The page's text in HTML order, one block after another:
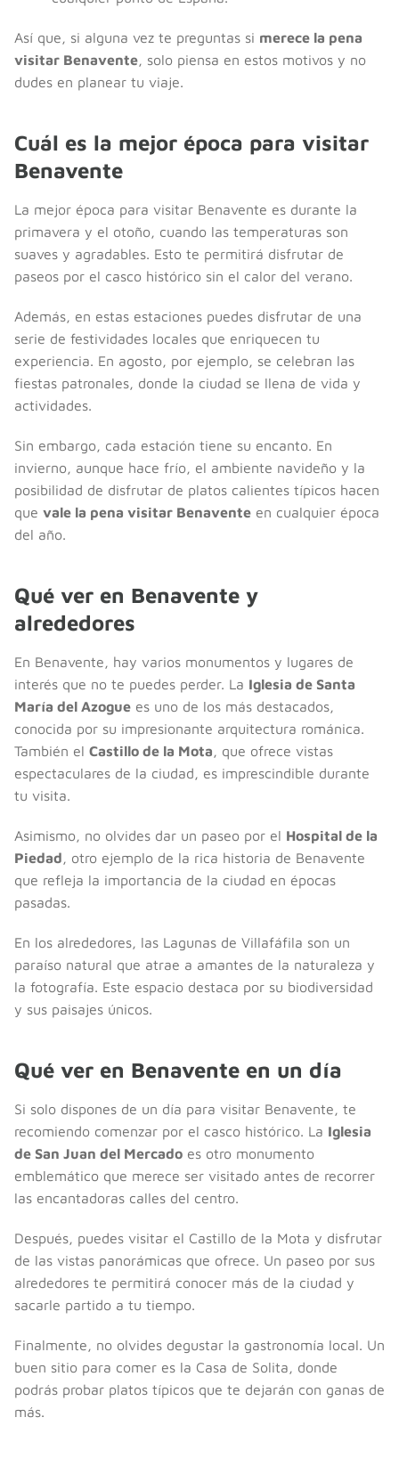
Así que, si alguna vez te preguntas si merece la pena
visitar Benavente, solo piensa en estos motivos y no
dudes en planear tu viaje.
Cuál es la mejor época para visitar
Benavente
La mejor época para visitar Benavente es durante la
primavera y el otoño, cuando las temperaturas son
suaves y agradables. Esto te permitirá disfrutar de
paseos por el casco histórico sin el calor del verano.
Además, en estas estaciones puedes disfrutar de una
serie de festividades locales que enriquecen tu
experiencia. En agosto, por ejemplo, se celebran las
fiestas patronales, donde la ciudad se llena de vida y
actividades.
Sin embargo, cada estación tiene su encanto. En
invierno, aunque hace frío, el ambiente navideño y la
posibilidad de disfrutar de platos calientes típicos hacen
que vale la pena visitar Benavente en cualquier época
del año.
Qué ver en Benavente y
alrededores
En Benavente, hay varios monumentos y lugares de
interés que no te puedes perder. La Iglesia de Santa
María del Azogue es uno de los más destacados,
conocida por su impresionante arquitectura románica.
También el Castillo de la Mota, que ofrece vistas
espectaculares de la ciudad, es imprescindible durante
tu visita.
Asimismo, no olvides dar un paseo por el Hospital de la
Piedad, otro ejemplo de la rica historia de Benavente
que refleja la importancia de la ciudad en épocas
pasadas.
En los alrededores, las Lagunas de Villafáfila son un
paraíso natural que atrae a amantes de la naturaleza y
la fotografía. Este espacio destaca por su biodiversidad
y sus paisajes únicos.
Qué ver en Benavente en un día
Si solo dispones de un día para visitar Benavente, te
recomiendo comenzar por el casco histórico. La Iglesia
de San Juan del Mercado es otro monumento
emblemático que merece ser visitado antes de recorrer
las encantadoras calles del centro.
Después, puedes visitar el Castillo de la Mota y disfrutar
de las vistas panorámicas que ofrece. Un paseo por sus
alrededores te permitirá conocer más de la ciudad y
sacarle partido a tu tiempo.
Finalmente, no olvides degustar la gastronomía local. Un
buen sitio para comer es la Casa de Solita, donde
podrás probar platos típicos que te dejarán con ganas de
más.